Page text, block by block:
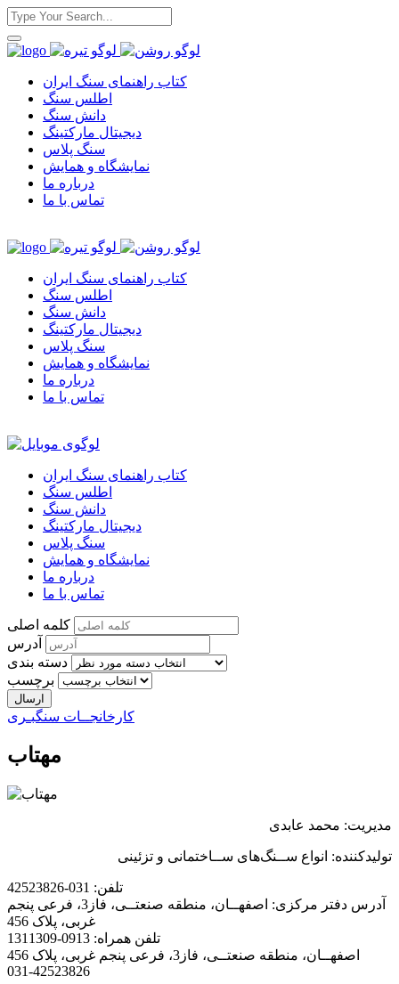
کتاب راهنمای سنگ ایران
اطلس سنگ
دانش سنگ
دیجیتال مارکتینگ
سنگ پلاس
نمایشگاه و همایش
درباره ما
تماس با ما
کتاب راهنمای سنگ ایران
اطلس سنگ
دانش سنگ
دیجیتال مارکتینگ
سنگ پلاس
نمایشگاه و همایش
درباره ما
تماس با ما
کتاب راهنمای سنگ ایران
اطلس سنگ
دانش سنگ
دیجیتال مارکتینگ
سنگ پلاس
نمایشگاه و همایش
درباره ما
تماس با ما
کلمه اصلی
آدرس
دسته بندی
برچسب
کارخانجــات سنگبـری
مهتاب
مدیریت: محمد عابدی
تولیدکننده: انواع ســنگهای ســاختمانی و تزئینی
تلفن: 031-42523826
آدرس دفتر مرکزی:
اصفهــان، منطقه صنعتــی، فاز3، فرعی پنجم
غربی، پلاک 456
تلفن همراه: 0913-1311309
اصفهــان، منطقه صنعتــی، فاز3، فرعی پنجم غربی، پلاک 456
031-42523826